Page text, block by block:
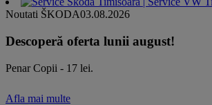
Noutati ŠKODA03.08.2026
Descoperă oferta lunii august!
Penar Copii - 17 lei.
Afla mai multe